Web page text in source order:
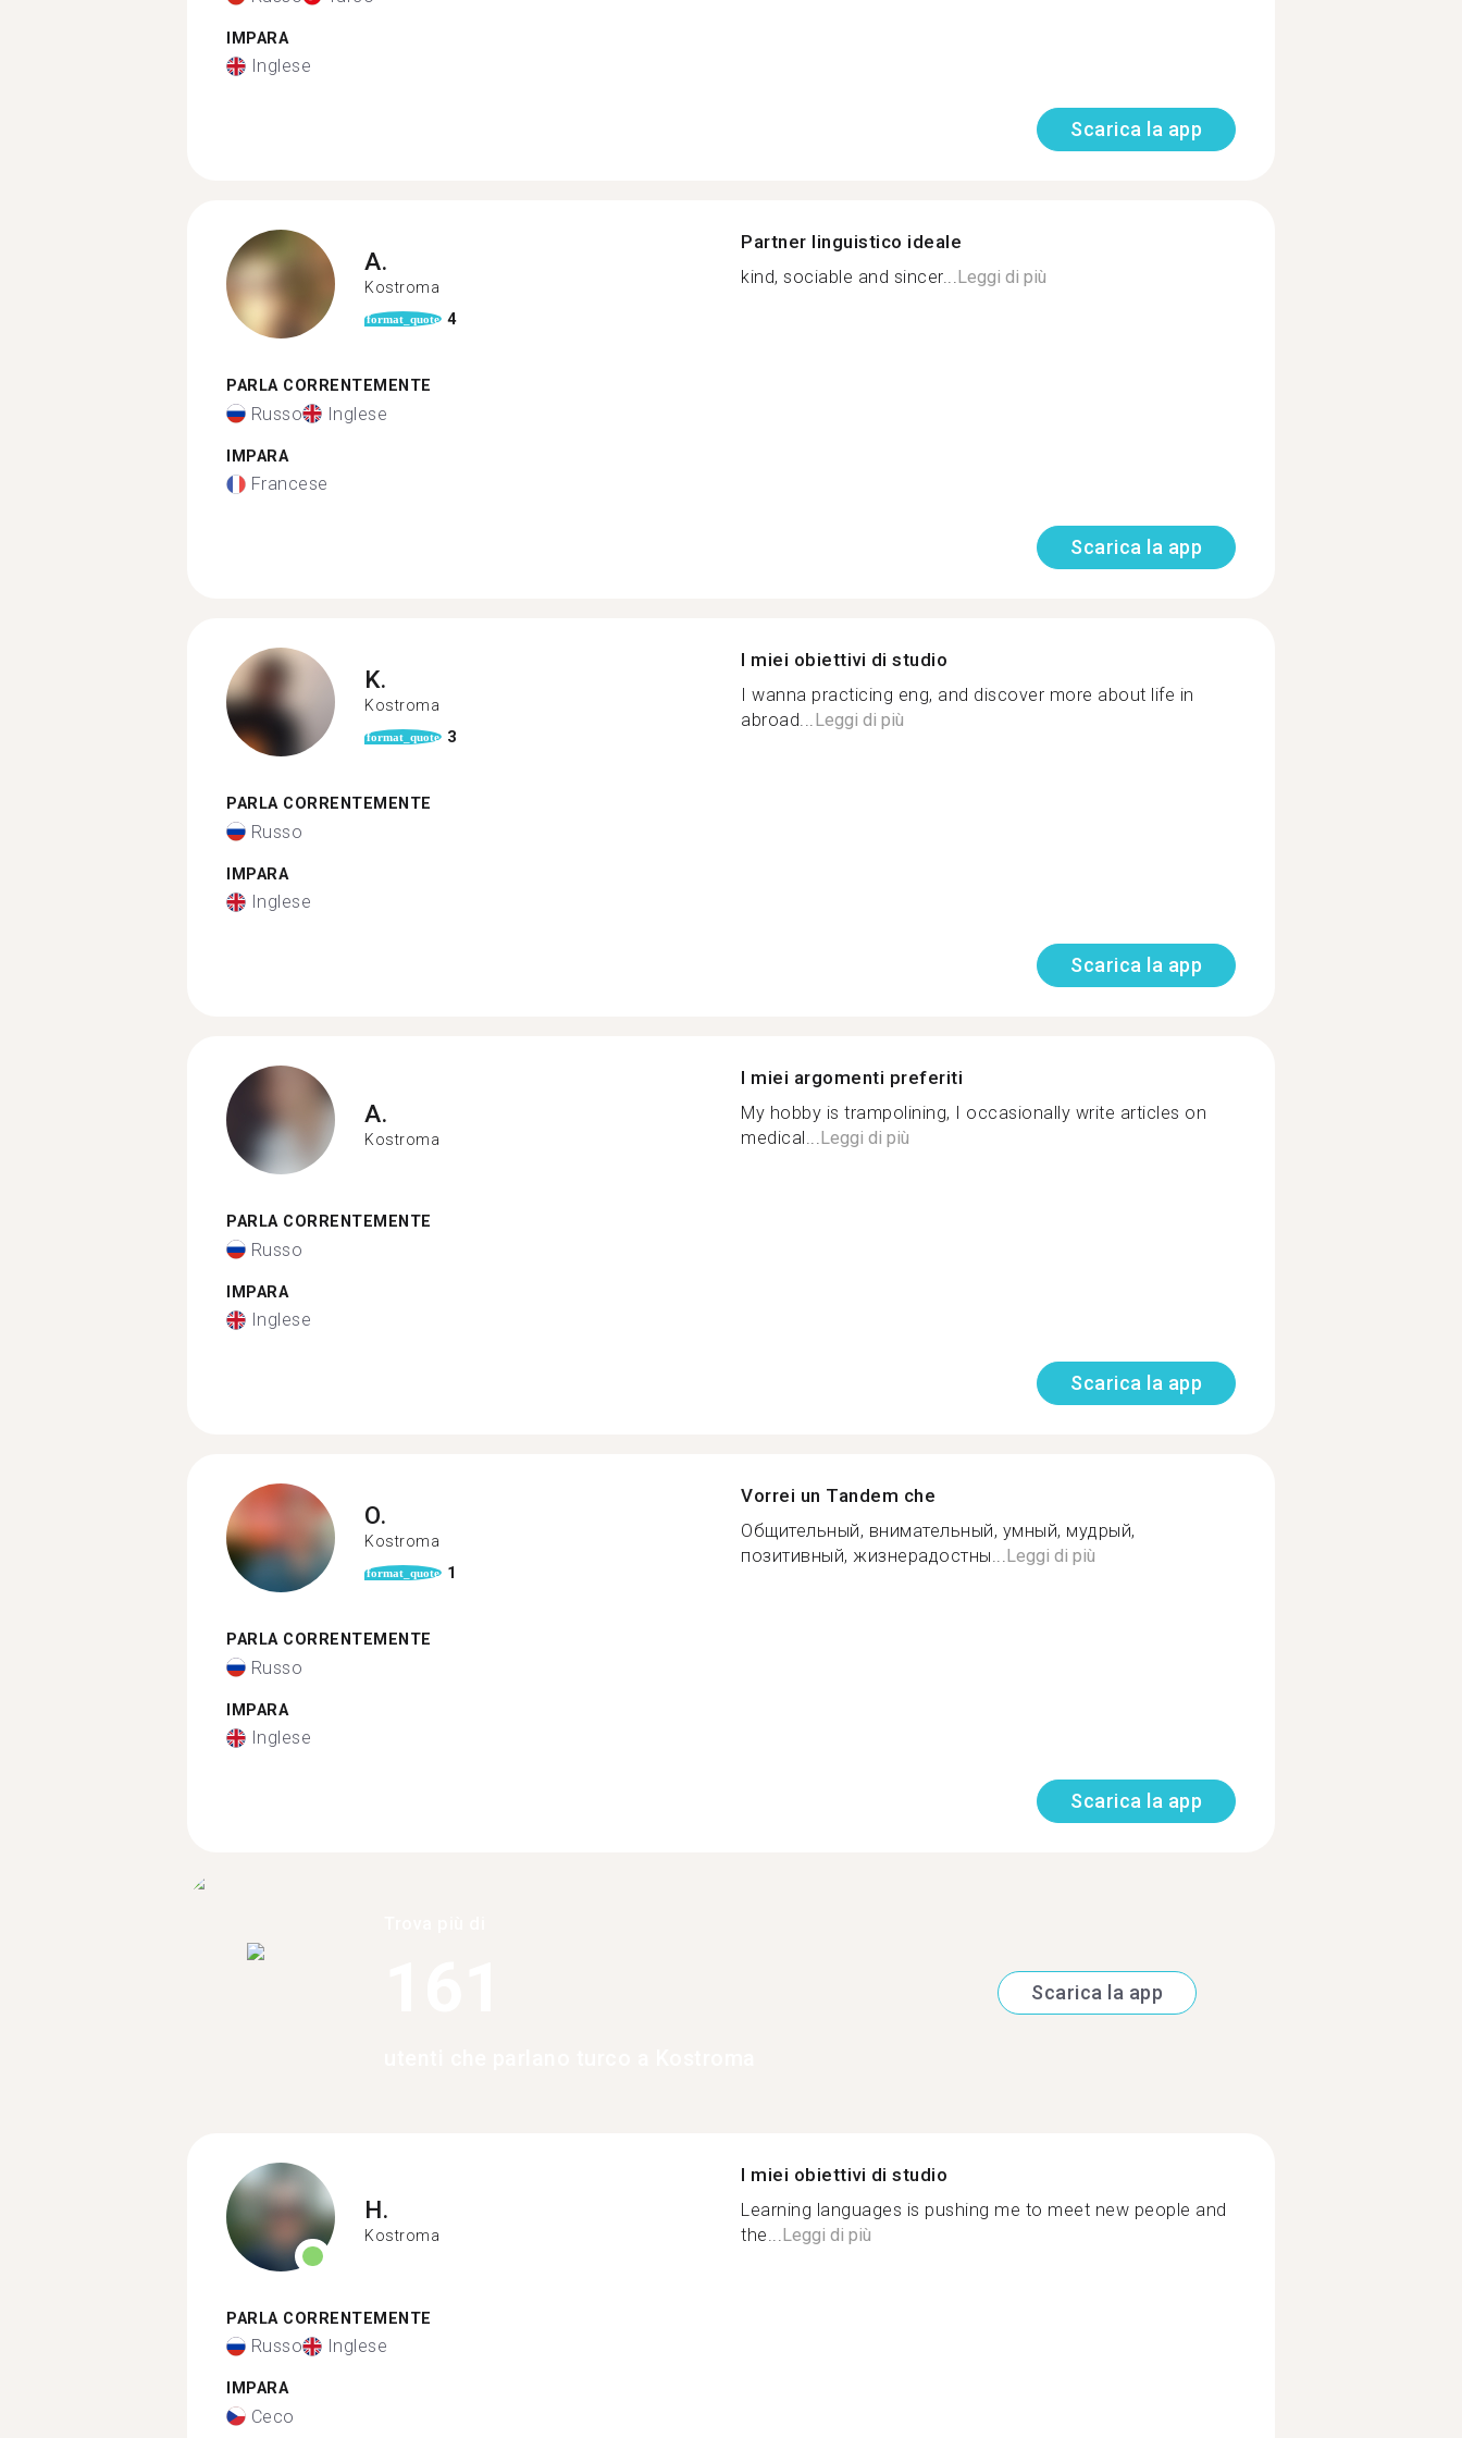
IMPARA
Inglese
Scarica la app
A.
Kostroma
format_quote 4
PARLA CORRENTEMENTE
Russo Inglese
IMPARA
Francese
Partner linguistico ideale
kind, sociable and sincer...Leggi di più
Scarica la app
K.
Kostroma
format_quote 3
PARLA CORRENTEMENTE
Russo
IMPARA
Inglese
I miei obiettivi di studio
I wanna practicing eng, and discover more about life in
abroad...Leggi di più
Scarica la app
A.
Kostroma
PARLA CORRENTEMENTE
Russo
IMPARA
Inglese
I miei argomenti preferiti
My hobby is trampolining, I occasionally write articles on
medical...Leggi di più
Scarica la app
O.
Kostroma
format_quote 1
PARLA CORRENTEMENTE
Russo
IMPARA
Inglese
Vorrei un Tandem che
Общительный, внимательный, умный, мудрый,
позитивный, жизнерадостны...Leggi di più
Scarica la app
Scarica la app
H.
Kostroma
PARLA CORRENTEMENTE
Russo Inglese
IMPARA
Ceco
I miei obiettivi di studio
Learning languages ​​is pushing me to meet new people and
the... Leggi di più